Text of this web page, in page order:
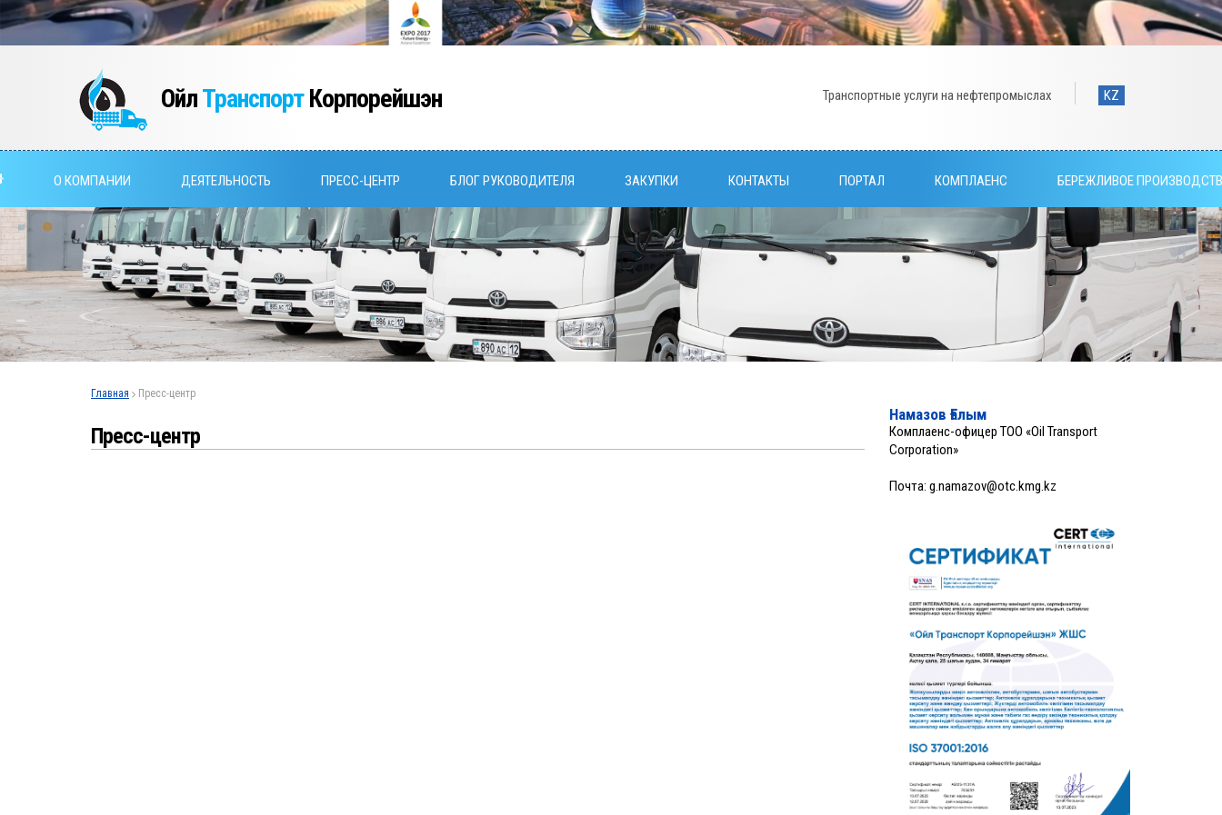
ОйлТранспортКорпорейшэн KZ
Транспортные услуги на нефтепромыслах
О КОМПАНИИ ДЕЯТЕЛЬНОСТЬ ПРЕСС-ЦЕНТР БЛОГ РУКОВОДИТЕЛЯ ЗАКУПКИ КОНТАКТЫ ПОРТАЛ КОМПЛАЕНС БЕРЕЖЛИВОЕ
Главная Пресс-центр
Пресс-центр
Намазов Ғалым
Комплаенс-офицер ТОО «Oil Transport
Corporation»
Почта: g.namazov@otc.kmg.kz